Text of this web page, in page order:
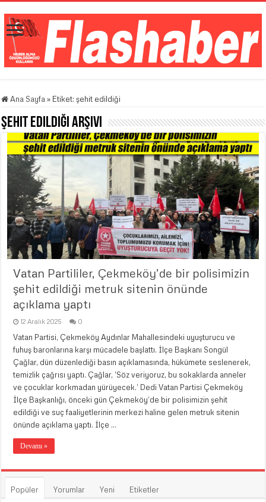
Ana Sayfa » Etiket:şehit edildiği
şehit edildiğiArşivi
Vatan Partililer, Çekmeköy’de bir polisimizin
şehit edildiği metruk sitenin önünde
açıklama yaptı
12 Aralık 2025 0
Vatan Partisi, Çekmeköy Aydınlar Mahallesindeki uyuşturucu ve
fuhuş baronlarına karşı mücadele başlattı. İlçe Başkanı Songül
Çağlar, dün düzenlediği basın açıklamasında, hükümete seslenerek,
temizlik çağrısı yaptı. Çağlar, ‘Söz veriyoruz, bu sokaklarda anneler
ve çocuklar korkmadan yürüyecek.’ Dedi Vatan Partisi Çekmeköy
İlçe Başkanlığı, önceki gün Çekmeköy’de bir polisimizin şehit
edildiği ve suç faaliyetlerinin merkezi haline gelen metruk sitenin
önünde açıklama yaptı. İlçe …
Devamı »
Popüler Yorumlar Yeni Etiketler